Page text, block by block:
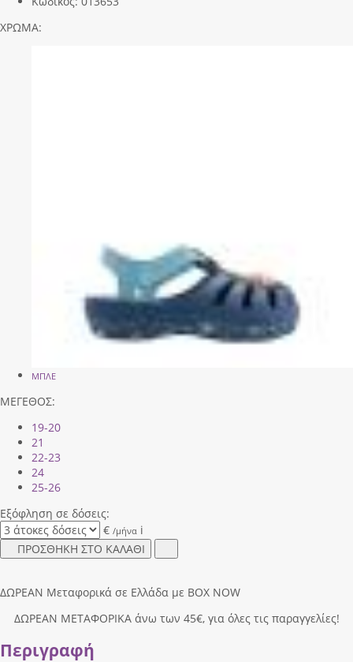
ΧΡΩΜΑ:
ΜΠΛΕ
ΜΕΓΕΘΟΣ:
19-20
21
22-23
24
25-26
Εξόφληση σε δόσεις:
€ /μήνα i
ΠΡΟΣΘΗΚΗ ΣΤΟ ΚΑΛΑΘΙ
ΔΩΡΕΑΝ Μεταφορικά σε Ελλάδα με BOX NOW
ΔΩΡΕΑΝ ΜΕΤΑΦΟΡΙΚΑ άνω των 45€, για όλες τις παραγγελίες!
Περιγραφή